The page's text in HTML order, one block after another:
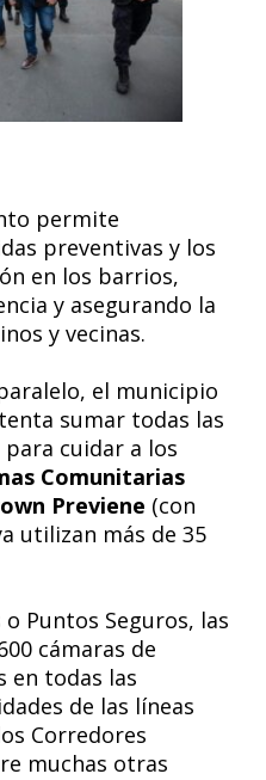
permite
preventivas y los
en los barrios,
y asegurando la
y vecinas.
el municipio
sumar todas las
cuidar a los
Comunitarias
Previene (con
utilizan más de 35
Puntos Seguros, las
cámaras de
en todas las
de las líneas
Corredores
muchas otras